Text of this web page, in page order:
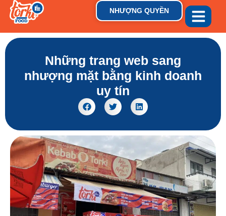
NHƯỢNG QUYỀN
Những trang web sang
nhượng mặt bằng kinh doanh
uy tín